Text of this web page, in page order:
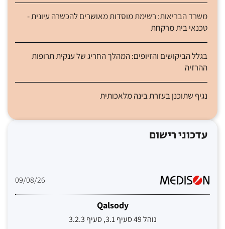
משרד הבריאות: רשימת מוסדות מאושרים להכשרה עיונית -
טכנאי בית מרקחת
בגלל הביקושים והזיופים: המהלך החריג של ענקית תרופות
ההרזיה
נגיף שתוכנן בעזרת בינה מלאכותית
עדכוני רישום
09/08/26
Qalsody
נוהל 49 סעיף 3.1, סעיף 3.2.3